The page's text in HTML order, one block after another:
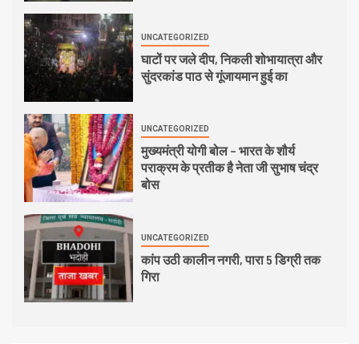
UNCATEGORIZED
घाटों पर जले दीप, निकली शोभायात्रा और
सुंदरकांड पाठ से गूंजायमान हुई का
UNCATEGORIZED
मुख्यमंत्री योगी बोल – भारत के शौर्य
पराक्रम के प्रतीक है नेता जी सुभाष चंद्र
बोस
UNCATEGORIZED
कांप उठी कालीन नगरी, पारा 5 डिग्री तक
गिरा